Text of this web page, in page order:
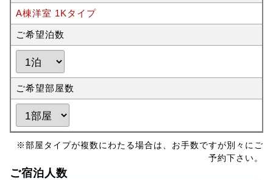
A棟洋室 1Kタイプ
ご希望泊数
ご希望部屋数
※部屋タイプが複数にわたる場合は、お手数ですが別々にご
予約下さい。
ご宿泊人数